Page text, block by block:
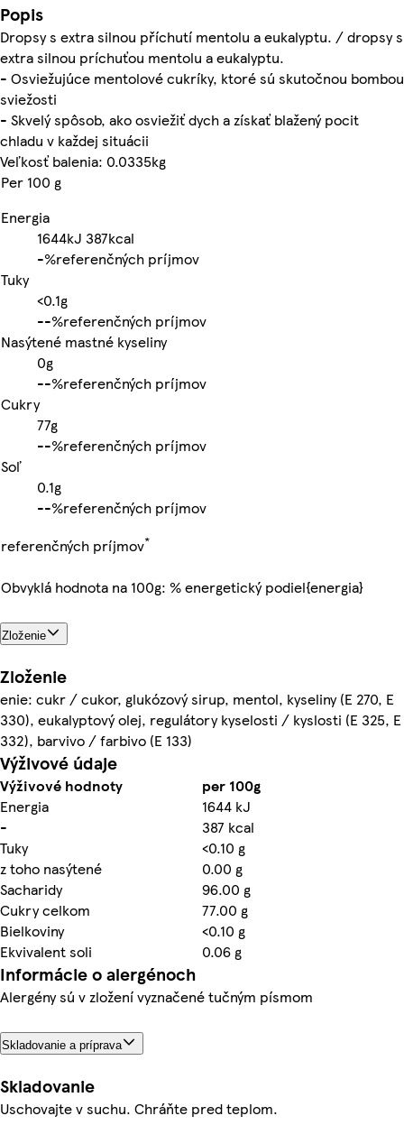
Popis
Dropsy s extra silnou příchutí mentolu a eukalyptu. / dropsy s
extra silnou príchuťou mentolu a eukalyptu.
- Osviežujúce mentolové cukríky, ktoré sú skutočnou bombou
sviežosti
- Skvelý spôsob, ako osviežiť dych a získať blažený pocit
chladu v každej situácii
Veľkosť balenia: 0.0335kg
Per 100 g
Energia
1644kJ 387kcal
-%referenčných príjmov
Tuky
<0.1g
--%referenčných príjmov
Nasýtené mastné kyseliny
0g
--%referenčných príjmov
Cukry
77g
--%referenčných príjmov
Soľ
0.1g
--%referenčných príjmov
referenčných príjmov*
Obvyklá hodnota na 100g: % energetický podiel{energia}
Zloženie
Zloženie
enie: cukr / cukor, glukózový sirup, mentol, kyseliny (E 270, E
330), eukalyptový olej, regulátory kyselosti / kyslosti (E 325, E
332), barvivo / farbivo (E 133)
Výživové údaje
Výživové hodnoty
per 100g
Energia
1644 kJ
-
387 kcal
Tuky
<0.10 g
z toho nasýtené
0.00 g
Sacharidy
96.00 g
Cukry celkom
77.00 g
Bielkoviny
<0.10 g
Ekvivalent soli
0.06 g
Informácie o alergénoch
Alergény sú v zložení vyznačené tučným písmom
Skladovanie a príprava
Skladovanie
Uschovajte v suchu. Chráňte pred teplom.